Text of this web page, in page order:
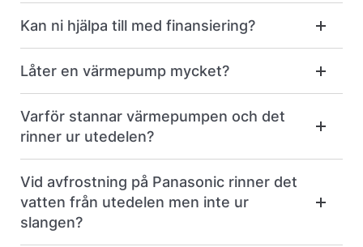
Kan ni hjälpa till med finansiering?
Låter en värmepump mycket?
Varför stannar värmepumpen och det
rinner ur utedelen?
Vid avfrostning på Panasonic rinner det
vatten från utedelen men inte ur
slangen?